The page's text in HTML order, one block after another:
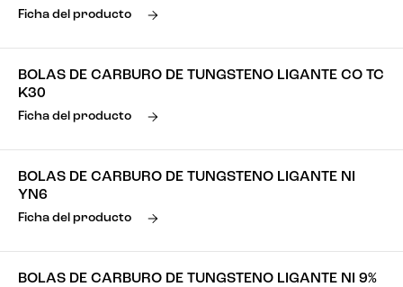
Ficha del producto
BOLAS DE CARBURO DE TUNGSTENO LIGANTE CO TC
K30
Ficha del producto
BOLAS DE CARBURO DE TUNGSTENO LIGANTE NI
YN6
Ficha del producto
BOLAS DE CARBURO DE TUNGSTENO LIGANTE NI 9%